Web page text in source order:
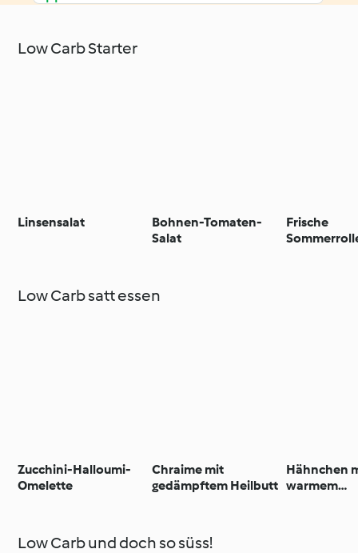
Low Carb Starter
Linsensalat
Bohnen-Tomaten-
Salat
Frische
Low Carb satt essen
Zucchini-Halloumi-
Omelette
Chraime mit
gedämpftem Heilbutt
Hähnchen
warmem
Low Carb und doch so süss!